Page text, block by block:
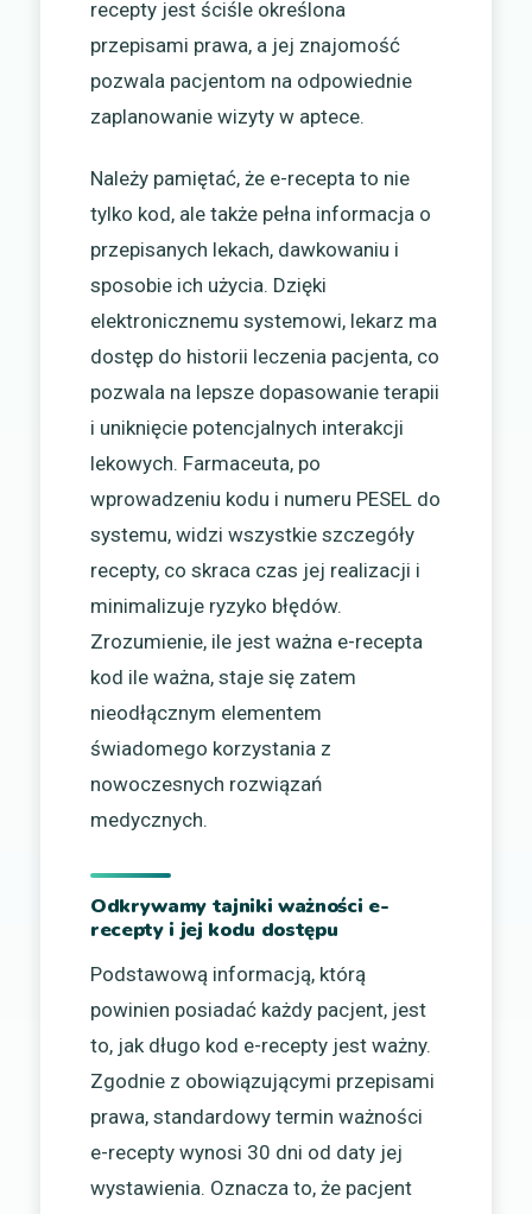
recepty jest ściśle określona
przepisami prawa, a jej znajomość
pozwala pacjentom na odpowiednie
zaplanowanie wizyty w aptece.
Należy pamiętać, że e-recepta to nie
tylko kod, ale także pełna informacja o
przepisanych lekach, dawkowaniu i
sposobie ich użycia. Dzięki
elektronicznemu systemowi, lekarz ma
dostęp do historii leczenia pacjenta, co
pozwala na lepsze dopasowanie terapii
i uniknięcie potencjalnych interakcji
lekowych. Farmaceuta, po
wprowadzeniu kodu i numeru PESEL do
systemu, widzi wszystkie szczegóły
recepty, co skraca czas jej realizacji i
minimalizuje ryzyko błędów.
Zrozumienie, ile jest ważna e-recepta
kod ile ważna, staje się zatem
nieodłącznym elementem
świadomego korzystania z
nowoczesnych rozwiązań
medycznych.
Odkrywamy tajniki ważności e-
recepty i jej kodu dostępu
Podstawową informacją, którą
powinien posiadać każdy pacjent, jest
to, jak długo kod e-recepty jest ważny.
Zgodnie z obowiązującymi przepisami
prawa, standardowy termin ważności
e-recepty wynosi 30 dni od daty jej
wystawienia. Oznacza to, że pacjent